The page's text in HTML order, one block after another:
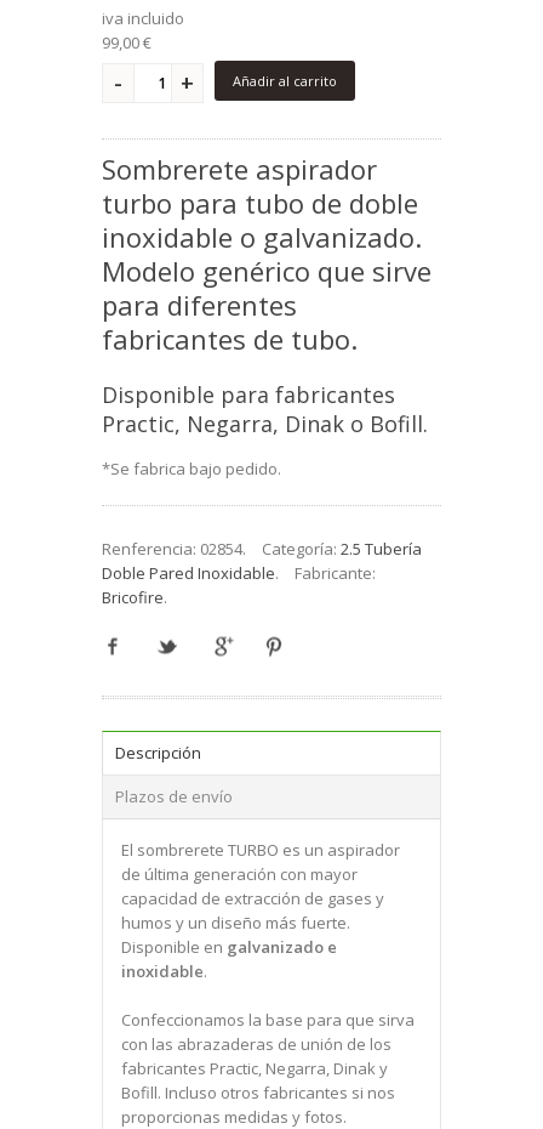
iva incluido
99,00 €
Añadir al carrito
Sombrerete aspirador
turbo para tubo de doble
inoxidable o galvanizado.
Modelo genérico que sirve
para diferentes
fabricantes de tubo.
Disponible para fabricantes
Practic, Negarra, Dinak o Bofill.
*Se fabrica bajo pedido.
Renferencia: 02854. Categoría: 2.5 Tubería
Doble Pared Inoxidable.
Fabricante:
Bricofire.
Descripción
Plazos de envío
El sombrerete TURBO es un aspirador
de última generación con mayor
capacidad de extracción de gases y
humos y un diseño más fuerte.
Disponible en galvanizado e
inoxidable.
Confeccionamos la base para que sirva
con las abrazaderas de unión de los
fabricantes Practic, Negarra, Dinak y
Bofill. Incluso otros fabricantes si nos
proporcionas medidas y fotos.